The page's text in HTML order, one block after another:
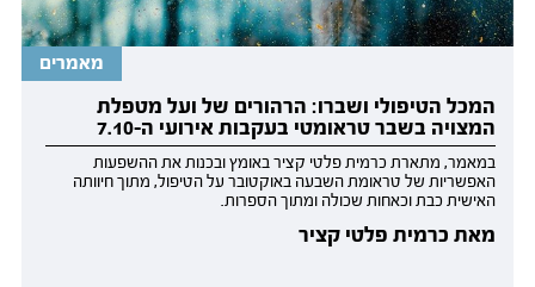
מאמרים
המכל הטיפולי ושברו: הרהורים של ועל מטפלת
המצויה בשבר טראומטי בעקבות אירועי ה-7.10
במאמר, מתארת כרמית פלטי קציר באומץ ובכנות את ההשפעות
האפשריות של טראומת השבעה באוקטובר על הטיפול, מתוך חיוותה
האישית כבת וכאחות שכולה ומתוך הספרות.
מאת כרמית פלטי קציר